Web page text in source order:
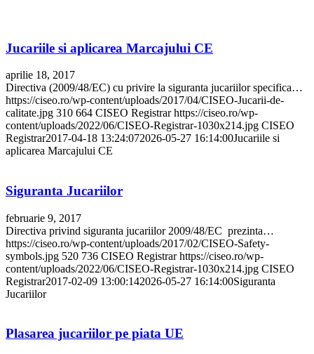
Jucariile si aplicarea Marcajului CE
aprilie 18, 2017
Directiva (2009/48/EC) cu privire la siguranta jucariilor specifica…
https://ciseo.ro/wp-content/uploads/2017/04/CISEO-Jucarii-de-
calitate.jpg 310 664 CISEO Registrar https://ciseo.ro/wp-
content/uploads/2022/06/CISEO-Registrar-1030x214.jpg CISEO
Registrar2017-04-18 13:24:072026-05-27 16:14:00Jucariile si
aplicarea Marcajului CE
Siguranta Jucariilor
februarie 9, 2017
Directiva privind siguranta jucariilor 2009/48/EC prezinta…
https://ciseo.ro/wp-content/uploads/2017/02/CISEO-Safety-
symbols.jpg 520 736 CISEO Registrar https://ciseo.ro/wp-
content/uploads/2022/06/CISEO-Registrar-1030x214.jpg CISEO
Registrar2017-02-09 13:00:142026-05-27 16:14:00Siguranta
Jucariilor
Plasarea jucariilor pe piata UE